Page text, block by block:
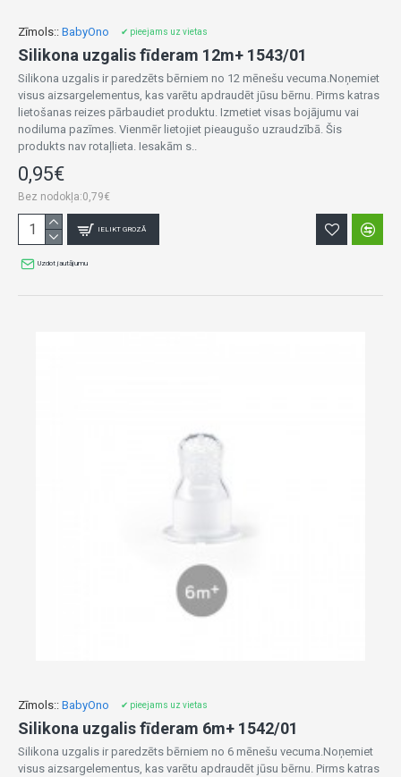
Zīmols:: BabyOno ✔ pieejams uz vietas
Silikona uzgalis fīderam 12m+ 1543/01
Silikona uzgalis ir paredzēts bērniem no 12 mēnešu vecuma.Noņemiet
visus aizsargelementus, kas varētu apdraudēt jūsu bērnu. Pirms katras
lietošanas reizes pārbaudiet produktu. Izmetiet visas bojājumu vai
nodiluma pazīmes. Vienmēr lietojiet pieaugušo uzraudzībā. Šis
produkts nav rotaļlieta. Iesakām s..
0,95€
Bez nodokļa:0,79€
IELIKT GROZĀ
Uzdot jautājumu
Zīmols:: BabyOno ✔ pieejams uz vietas
Silikona uzgalis fīderam 6m+ 1542/01
Silikona uzgalis ir paredzēts bērniem no 6 mēnešu vecuma.Noņemiet
visus aizsargelementus, kas varētu apdraudēt jūsu bērnu. Pirms katras